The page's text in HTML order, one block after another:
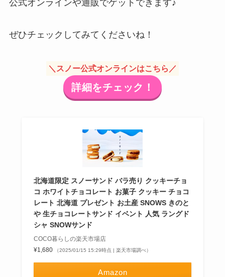
公式オンラインや通販でゲットできます♪
ぜひチェックしてみてくださいね！
＼スノー公式オンラインはこちら／
詳細をチェック！
北海道限定 スノーサンド バラ売り クッキーチョ
コ ホワイトチョコレート お菓子 クッキー チョコ
レート 北海道 プレゼント お土産 SNOWS きのと
や 生チョコレートサンド イベント 人気 ラングド
シャ SNOWサンド
COCO暮らしの楽天市場店
¥1,680
（2025/01/15 15:29時点 | 楽天市場調べ）
Amazon